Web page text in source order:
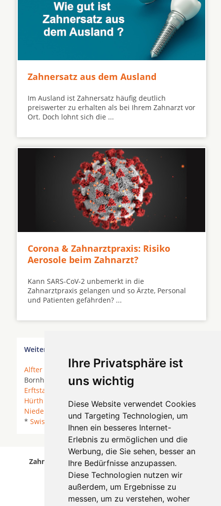
Ihre Privatsphäre ist
uns wichtig
Diese Website verwendet Cookies
und Targeting Technologien, um
Ihnen ein besseres Internet-
Erlebnis zu ermöglichen und die
Werbung, die Sie sehen, besser an
Ihre Bedürfnisse anzupassen.
Diese Technologien nutzen wir
außerdem, um Ergebnisse zu
messen, um zu verstehen, woher
Zahnersatz aus dem Ausland
Im Ausland ist Zahnersatz häufig deutlich
preiswerter zu erhalten als bei Ihrem Zahnarzt vor
Ort. Doch lohnt sich die ...
Corona & Zahnarztpraxis: Risiko
Aerosole beim Zahnarzt?
Kann SARS-CoV-2 unbemerkt in die
Zahnarztpraxis gelangen und so Ärzte, Personal
und Patienten gefährden? ...
Weitere Orte in der Nähe von Frechen
Alfter * Bergisch Gladbach *Bonn* Bornheim*
Bornheim (Rheinland) *Brühl (Rheinland)
Erftstadt
Frechen* Hennef (Sieg) *
Hürth * Kerpen *Köln* Lohmar *Neuss*
Niederkassel
* Rösrath *Sankt Augustin
* Siegburg
* Swisttal Troisdorf*Weilerswist*Wesseling*
Zahnärzte für Zahnimplantete in Frechen wurde
am 07 August 2026 aktualisiert.